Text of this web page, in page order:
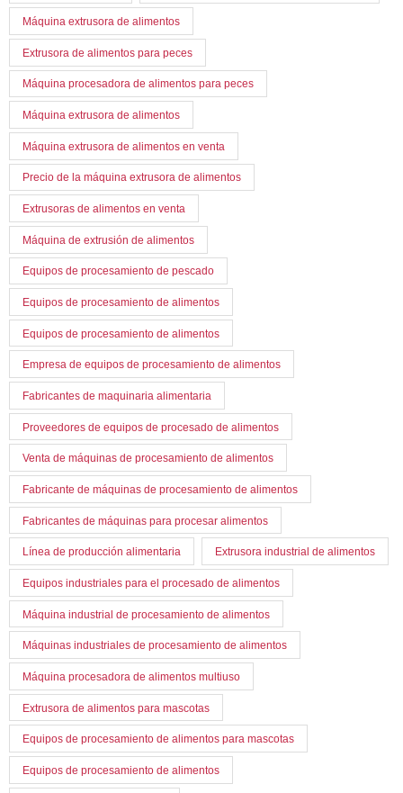
Máquina extrusora de alimentos
Extrusora de alimentos para peces
Máquina procesadora de alimentos para peces
Máquina extrusora de alimentos
Máquina extrusora de alimentos en venta
Precio de la máquina extrusora de alimentos
Extrusoras de alimentos en venta
Máquina de extrusión de alimentos
Equipos de procesamiento de pescado
Equipos de procesamiento de alimentos
Equipos de procesamiento de alimentos
Empresa de equipos de procesamiento de alimentos
Fabricantes de maquinaria alimentaria
Proveedores de equipos de procesado de alimentos
Venta de máquinas de procesamiento de alimentos
Fabricante de máquinas de procesamiento de alimentos
Fabricantes de máquinas para procesar alimentos
Línea de producción alimentaria Extrusora industrial de alimentos
Equipos industriales para el procesado de alimentos
Máquina industrial de procesamiento de alimentos
Máquinas industriales de procesamiento de alimentos
Máquina procesadora de alimentos multiuso
Extrusora de alimentos para mascotas
Equipos de procesamiento de alimentos para mascotas
Equipos de procesamiento de alimentos